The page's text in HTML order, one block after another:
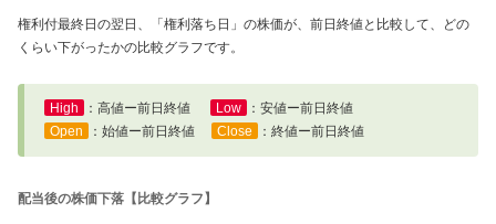
権利付最終日の翌日、「権利落ち日」の株価が、前日終値と比較して、どの
くらい下がったかの比較グラフです。
High ：高値ー前日終値 Low
：安値ー前日終値
Open
：始値ー前日終値 Close ：終値ー前日終値